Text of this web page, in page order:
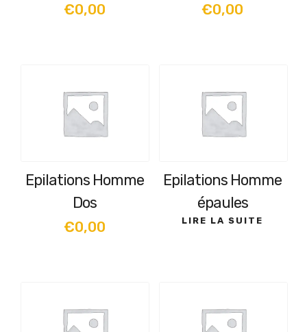
€0,00 €0,00
Epilations Homme
Dos
€0,00
Epilations Homme
épaules
LIRE LA SUITE